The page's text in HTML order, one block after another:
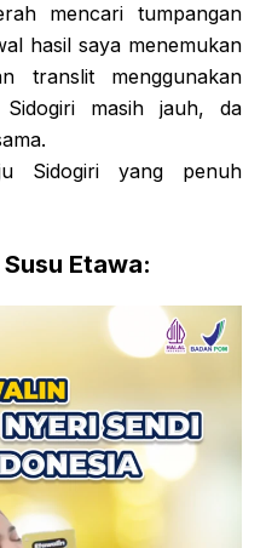
mencari tumpangan
hasil saya menemukan
translit menggunakan
masih jauh, da
Sidogiri yang penuh
Etawa: